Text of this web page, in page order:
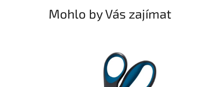
Mohlo by Vás zajímat